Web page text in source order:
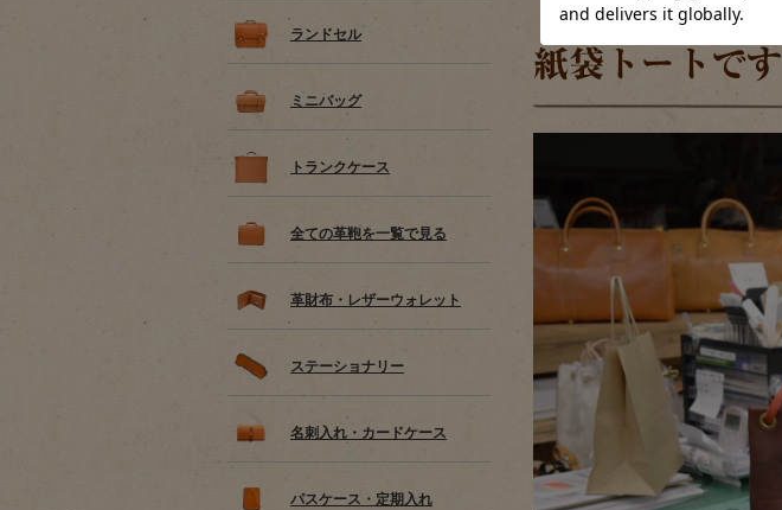
ランドセル
ミニバッグ
トランクケース
全ての革鞄を一覧で見る
革財布・レザーウォレット
ステーショナリー
名刺入れ・カードケース
パスケース・定期入れ
紙袋トートです